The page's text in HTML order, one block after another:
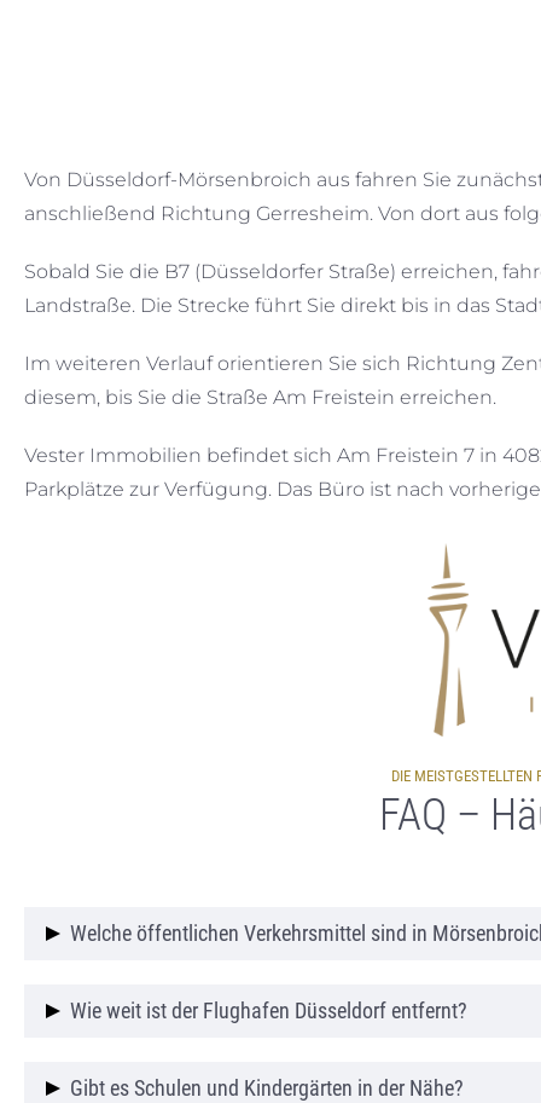
Von Düsseldorf-Mörsenbroich aus fahren Sie
anschließend Richtung Gerresheim. Von dort aus
Sobald Sie die B7 (Düsseldorfer Straße) erreichen,
Landstraße. Die Strecke führt Sie direkt bis in das
Im weiteren Verlauf orientieren Sie sich Richtung
diesem, bis Sie die Straße Am Freistein erreichen.
Vester Immobilien befindet sich Am Freistein 7 in
Parkplätze zur Verfügung. Das Büro ist nach
DIE
FAQ –
Welche öffentlichen Verkehrsmittel sind in
Mörsenbroich ist gut an das öffentliche
Wie weit ist der Flughafen Düsseldorf entfernt?
Der Flughafen Düsseldorf ist in kurzer Fahrzeit
Gibt es Schulen und Kindergärten in der Nähe?